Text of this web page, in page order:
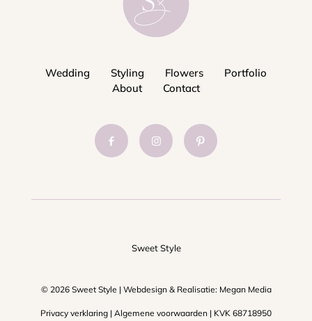
Wedding Styling Flowers
Portfolio
About
Contact
Sweet Style
© 2026 Sweet Style | Webdesign & Realisatie: Megan Media
Privacy verklaring | Algemene voorwaarden | KVK 68718950